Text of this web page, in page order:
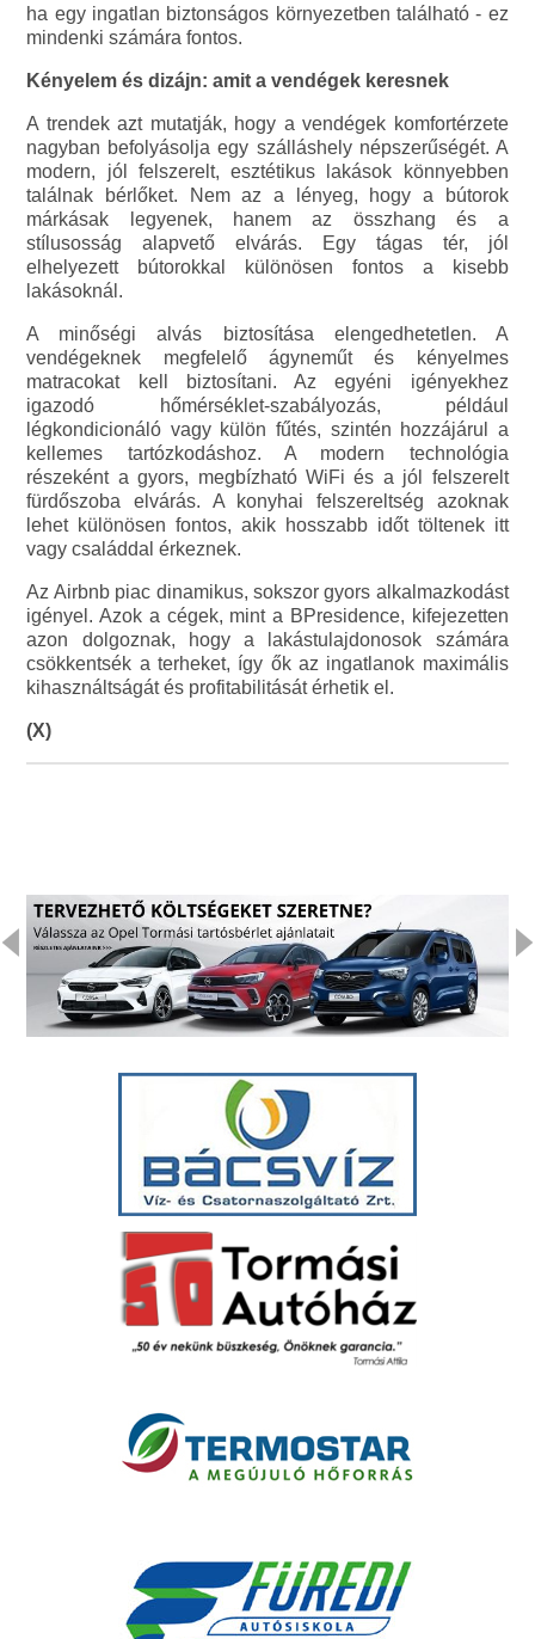
ha egy ingatlan biztonságos környezetben található - ez
mindenki számára fontos.
Kényelem és dizájn: amit a vendégek keresnek
A trendek azt mutatják, hogy a vendégek komfortérzete
nagyban befolyásolja egy szálláshely népszerűségét. A
modern, jól felszerelt, esztétikus lakások könnyebben
találnak bérlőket. Nem az a lényeg, hogy a bútorok
márkásak legyenek, hanem az összhang és a
stílusosság alapvető elvárás. Egy tágas tér, jól
elhelyezett bútorokkal különösen fontos a kisebb
lakásoknál.
A minőségi alvás biztosítása elengedhetetlen. A
vendégeknek megfelelő ágyneműt és kényelmes
matracokat kell biztosítani. Az egyéni igényekhez
igazodó hőmérséklet-szabályozás, például
légkondicionáló vagy külön fűtés, szintén hozzájárul a
kellemes tartózkodáshoz. A modern technológia
részeként a gyors, megbízható WiFi és a jól felszerelt
fürdőszoba elvárás. A konyhai felszereltség azoknak
lehet különösen fontos, akik hosszabb időt töltenek itt
vagy családdal érkeznek.
Az Airbnb piac dinamikus, sokszor gyors alkalmazkodást
igényel. Azok a cégek, mint a BPresidence, kifejezetten
azon dolgoznak, hogy a lakástulajdonosok számára
csökkentsék a terheket, így ők az ingatlanok maximális
kihasználtságát és profitabilitását érhetik el.
(X)